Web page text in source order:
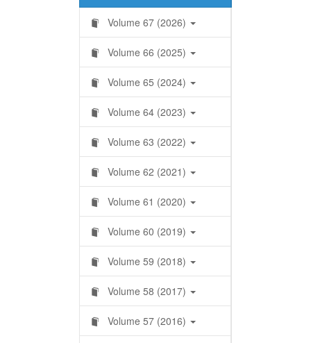
Volume 67 (2026)
Volume 66 (2025)
Volume 65 (2024)
Volume 64 (2023)
Volume 63 (2022)
Volume 62 (2021)
Volume 61 (2020)
Volume 60 (2019)
Volume 59 (2018)
Volume 58 (2017)
Volume 57 (2016)